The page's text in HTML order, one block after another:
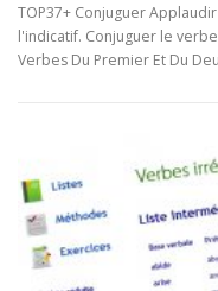
TOP37+ Conjuguer
l'indicatif. Conjuguer le
Verbes Du Premier Et Du